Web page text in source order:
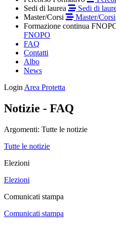
Sedi di laurea
Sedi di
Master/Corsi
Master/Corsi
Formazione continua
FNOPO
FAQ
Contatti
Albo
News
Login Area Protetta
Notizie - FAQ
Argomenti: Tutte le notizie
Tutte le notizie
Elezioni
Elezioni
Comunicati stampa
Comunicati stampa